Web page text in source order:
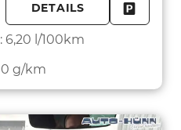
DETAILS
6,20 l/100km
g/km